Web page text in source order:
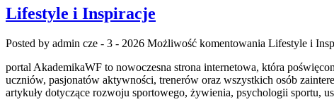
Lifestyle i Inspiracje
Posted by admin cze - 3 - 2026 Możliwość komentowania Lifestyle i
portal AkademikaWF to nowoczesna strona internetowa, która
uczniów, pasjonatów aktywności, trenerów oraz wszystkich osób
artykuły dotyczące rozwoju sportowego, żywienia, psychologii sportu,